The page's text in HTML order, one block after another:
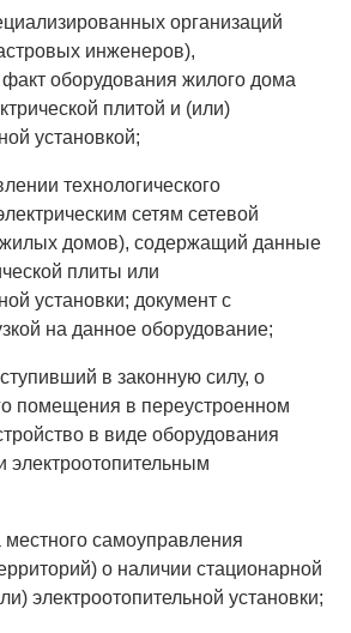
организаций
инженеров),
оборудования жилого дома
плитой и (или)
установкой;
технологического
сетям сетевой
жилых домов), содержащий данные
плиты или
установки; документ с
на данное оборудование;
в законную силу, о
помещения в переустроенном
в виде оборудования
электроотопительным
самоуправления
о наличии стационарной
электроотопительной установки;